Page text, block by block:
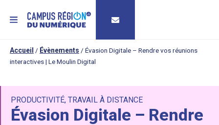
MENU
Accueil / Évènements / Évasion Digitale – Rendre vos réunions
interactives | Le Moulin Digital
PRODUCTIVITÉ, TRAVAIL À DISTANCE
Évasion Digitale – Rendre